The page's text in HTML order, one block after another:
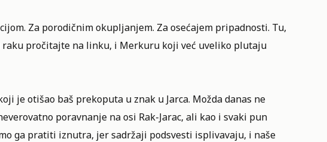
Za porodičnim okupljanjem. Za osećajem pripadnosti. Tu,
raku pročitajte na linku, i Merkuru koji već uveliko plutaju
je otišao baš prekoputa u znak u Jarca. Možda danas ne
poravnanje na osi Rak-Jarac, ali kao i svaki pun
ga pratiti iznutra, jer sadržaji podsvesti isplivavaju, i naše